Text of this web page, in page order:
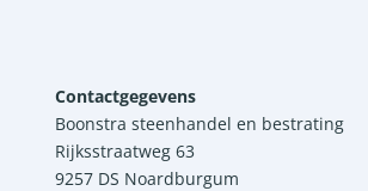
Contactgegevens
Boonstra steenhandel en bestrating
Rijksstraatweg 63
9257 DS Noardburgum